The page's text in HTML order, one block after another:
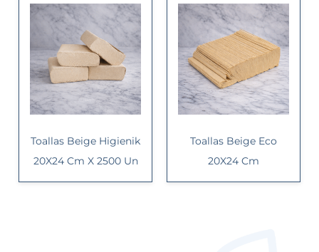
Toallas Beige Higienik
20X24 Cm X 2500 Un
Toallas Beige Eco
20X24 Cm